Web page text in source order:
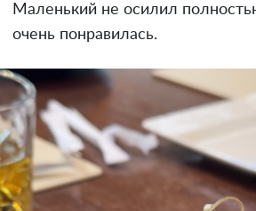
Маленький не осилил
очень понравилась.